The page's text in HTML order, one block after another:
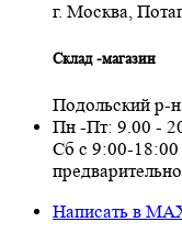
г. Москва,
Склад -магазин
Подольский р-
Пн -Пт: 9.00 -
Сб с 9:00-18:00
Написать в